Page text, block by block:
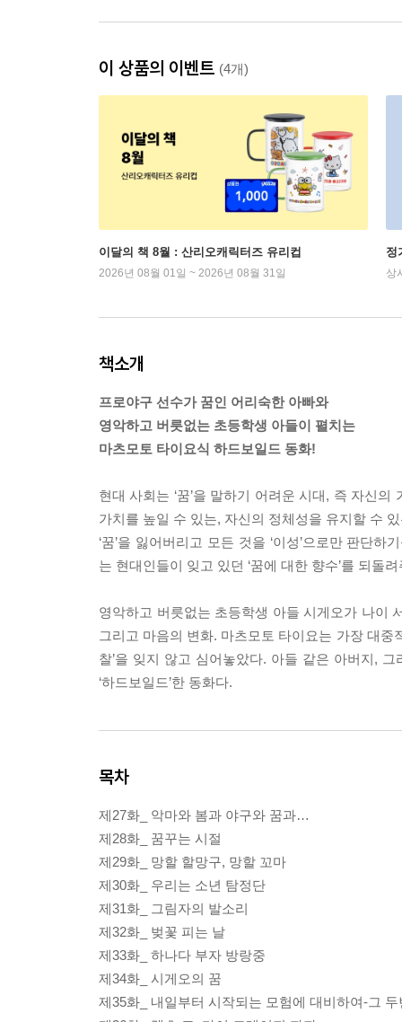
이 상품의 이벤트 (4개)
이달의 책 8월 : 산리오캐릭터즈 유리컵
2026년 08월 01일 ~ 2026년 08월 31일
정
상
책소개
프로야구 선수가 꿈인 어리숙한 아빠와
영악하고 버릇없는 초등학생 아들이 펼치는
마츠모토 타이요식 하드보일드 동화!
현대 사회는 ‘꿈’을 말하기 어려운 시대, 즉 자신
가치를 높일 수 있는, 자신의 정체성을 유지할 수
‘꿈’을 잃어버리고 모든 것을 ‘이성’으로만 판단
는 현대인들이 잊고 있던 ‘꿈에 대한 향수’를 되돌
영악하고 버릇없는 초등학생 아들 시게오가 나이
그리고 마음의 변화. 마츠모토 타이요는 가장 대
찰’을 잊지 않고 심어놓았다. 아들 같은 아버지,
‘하드보일드’한 동화다.
목차
제27화_ 악마와 봄과 야구와 꿈과…
제28화_ 꿈꾸는 시절
제29화_ 망할 할망구, 망할 꼬마
제30화_ 우리는 소년 탐정단
제31화_ 그림자의 발소리
제32화_ 벚꽃 피는 날
제33화_ 하나다 부자 방랑중
제34화_ 시게오의 꿈
제35화_ 내일부터 시작되는 모험에 대비하여-그 두